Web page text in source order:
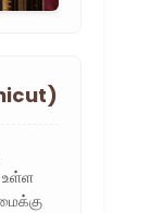
உள்ள